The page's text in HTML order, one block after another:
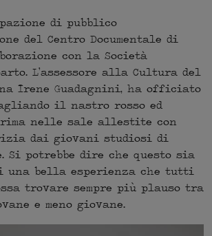
di pubblico
del Centro Documentale di
con la Società
L’assessore alla Cultura del
Irene Guadagnini, ha officiato
il nastro rosso ed
nelle sale allestite con
dai giovani studiosi di
potrebbe dire che questo sia
una bella esperienza che tutti
trovare sempre più plauso tra
e meno giovane.